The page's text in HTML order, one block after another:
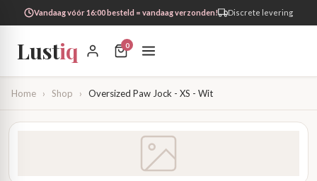
Vandaag vóór 16:00 besteld = vandaag verzonden! Discrete levering
Lustiq 0
Home › Shop › Oversized Paw Jock - XS - Wit